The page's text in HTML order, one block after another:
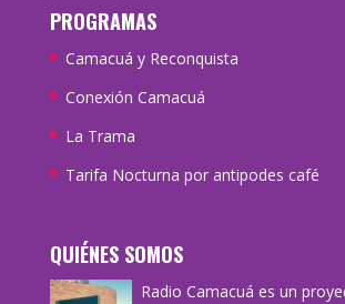
PROGRAMAS
Camacuá y Reconquista
Conexión Camacuá
La Trama
Tarifa Nocturna por antipodes café
QUIÉNES SOMOS
Radio Camacuá es un